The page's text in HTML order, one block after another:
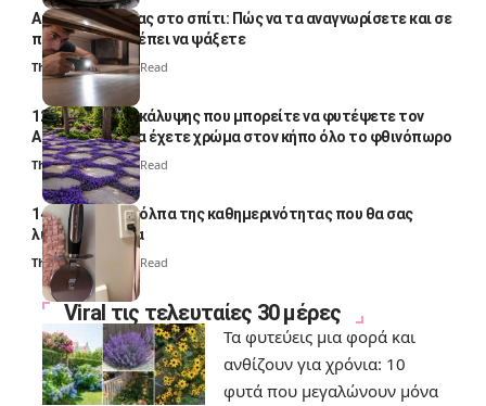
Αυγά κατσαρίδας στο σπίτι: Πώς να τα αναγνωρίσετε και σε
ποια σημεία πρέπει να ψάξετε
Thali Ombre4 Min Read
12 φυτά εδαφοκάλυψης που μπορείτε να φυτέψετε τον
Αύγουστο για να έχετε χρώμα στον κήπο όλο το φθινόπωρο
Thali Ombre7 Min Read
14 πανέξυπνα κόλπα της καθημερινότητας που θα σας
λύσουν τα χέρια
Thali Ombre 6 Min Read
Viral τις τελευταίες 30 μέρες
Τα φυτεύεις μια φορά και
ανθίζουν για χρόνια: 10
φυτά που μεγαλώνουν μόνα